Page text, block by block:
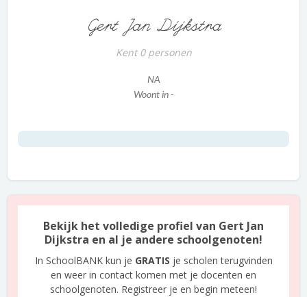
Gert Jan Dijkstra
Kent 0 personen
NA
Woont in -
Bekijk het volledige profiel van Gert Jan
Dijkstra en al je andere schoolgenoten!
In SchoolBANK kun je GRATIS je scholen terugvinden
en weer in contact komen met je docenten en
schoolgenoten. Registreer je en begin meteen!